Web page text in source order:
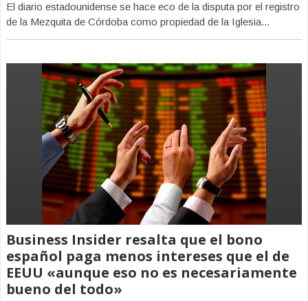
El diario estadounidense se hace eco de la disputa por el registro
de la Mezquita de Córdoba como propiedad de la Iglesia...
Business Insider resalta que el bono
español paga menos intereses que el de
EEUU «aunque eso no es necesariamente
bueno del todo»